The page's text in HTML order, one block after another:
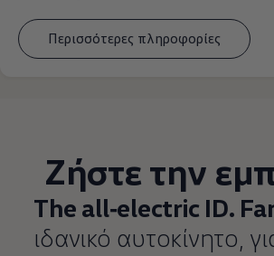
Περισσότερες πληροφορίες
Ζήστε την
The all‑electric ID.
ιδανικό αυτοκίνητο,